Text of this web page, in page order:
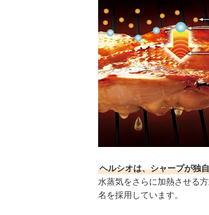
ヘルシオは、シャープが独
水蒸気をさらに加熱させる
名を採用しています。